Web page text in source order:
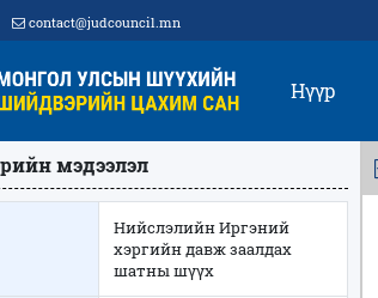
contact@judcouncil.mn
Нүүр
мэдээлэл
Нийслэлийн Иргэний
хэргийн давж заалдах
шатны шүүх